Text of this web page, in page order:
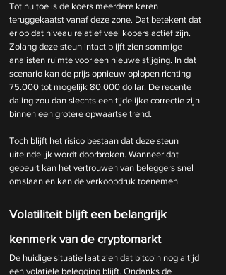
Tot nu toe is de koers meerdere keren
teruggekaatst vanaf deze zone. Dat betekent dat
er op dat niveau relatief veel kopers actief zijn.
Zolang deze steun intact blijft zien sommige
analisten ruimte voor een nieuwe stijging. In dat
scenario kan de prijs opnieuw oplopen richting
75.000 tot mogelijk 80.000 dollar. De recente
daling zou dan slechts een tijdelijke correctie zijn
binnen een grotere opwaartse trend.
Toch blijft het risico bestaan dat deze steun
uiteindelijk wordt doorbroken. Wanneer dat
gebeurt kan het vertrouwen van beleggers snel
omslaan en kan de verkoopdruk toenemen.
Volatiliteit blijft een belangrijk
kenmerk van de cryptomarkt
De huidige situatie laat zien dat bitcoin nog altijd
een volatiele belegging blijft. Ondanks de